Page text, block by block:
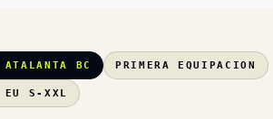
BC PRIMERA EQUIPACION
EU S-XXL